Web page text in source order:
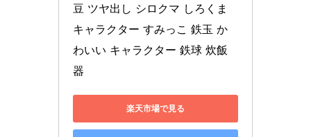
豆 ツヤ出し シロクマ しろくま
キャラクター すみっこ 鉄玉 か
わいい キャラクター 鉄球 炊飯
器
楽天市場で見る